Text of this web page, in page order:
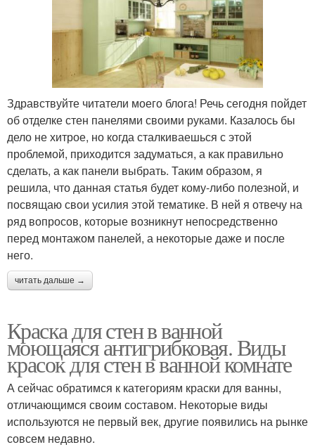
Здравствуйте читатели моего блога! Речь сегодня пойдет
об отделке стен панелями своими руками. Казалось бы
дело не хитрое, но когда сталкиваешься с этой
проблемой, приходится задуматься, а как правильно
сделать, а как панели выбрать. Таким образом, я
решила, что данная статья будет кому-либо полезной, и
посвящаю свои усилия этой тематике. В ней я отвечу на
ряд вопросов, которые возникнут непосредственно
перед монтажом панелей, а некоторые даже и после
него.
читать дальше →
Краска для стен в ванной
моющаяся антигрибковая. Виды
красок для стен в ванной комнате
А сейчас обратимся к категориям краски для ванны,
отличающимся своим составом. Некоторые виды
используются не первый век, другие появились на рынке
совсем недавно.